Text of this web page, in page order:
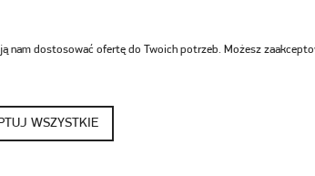
KONTO
zamówienia
nam dostosować ofertę do Twoich potrzeb. Możesz
WSZYSTKIE